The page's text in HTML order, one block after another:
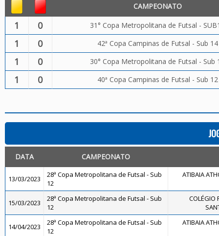
CAMPEONATO
1 0 31° Copa Metropolitana de Futsal -
1 0 42ª Copa Campinas de Futsal - Sub 14
1 0 30° Copa Metropolitana de Futsal - Sub
1 0 40ª Copa Campinas de Futsal - Sub 12
DATA CAMPEONATO
13/03/2023
28ª Copa Metropolitana de Futsal - Sub
12
ATIBAIA
15/03/2023
28ª Copa Metropolitana de Futsal - Sub
12
COLÉGIO
14/04/2023
28ª Copa Metropolitana de Futsal - Sub
12
ATIBAIA